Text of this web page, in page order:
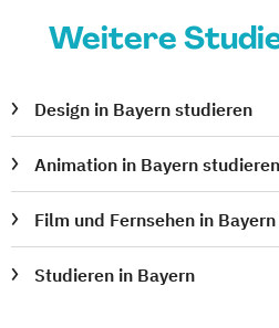
Weitere
Design in Bayern studieren
Animation in Bayern studieren
Film und Fernsehen in
Studieren in Bayern